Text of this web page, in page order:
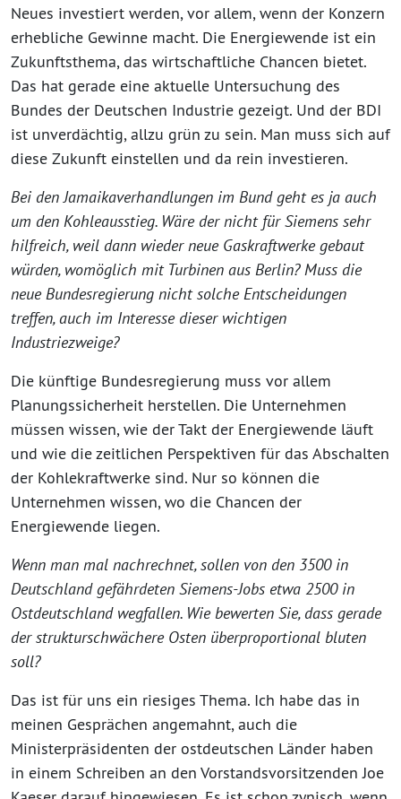
Neues investiert werden, vor allem, wenn der Konzern
erhebliche Gewinne macht. Die Energiewende ist ein
Zukunftsthema, das wirtschaftliche Chancen bietet.
Das hat gerade eine aktuelle Untersuchung des
Bundes der Deutschen Industrie gezeigt. Und der BDI
ist unverdächtig, allzu grün zu sein. Man muss sich auf
diese Zukunft einstellen und da rein investieren.
Bei den Jamaikaverhandlungen im Bund geht es ja auch
um den Kohleausstieg. Wäre der nicht für Siemens sehr
hilfreich, weil dann wieder neue Gaskraftwerke gebaut
würden, womöglich mit Turbinen aus Berlin? Muss die
neue Bundesregierung nicht solche Entscheidungen
treffen, auch im Interesse dieser wichtigen
Industriezweige?
Die künftige Bundesregierung muss vor allem
Planungssicherheit herstellen. Die Unternehmen
müssen wissen, wie der Takt der Energiewende läuft
und wie die zeitlichen Perspektiven für das Abschalten
der Kohlekraftwerke sind. Nur so können die
Unternehmen wissen, wo die Chancen der
Energiewende liegen.
Wenn man mal nachrechnet, sollen von den 3500 in
Deutschland gefährdeten Siemens-Jobs etwa 2500 in
Ostdeutschland wegfallen. Wie bewerten Sie, dass gerade
der strukturschwächere Osten überproportional bluten
soll?
Das ist für uns ein riesiges Thema. Ich habe das in
meinen Gesprächen angemahnt, auch die
Ministerpräsidenten der ostdeutschen Länder haben
in einem Schreiben an den Vorstandsvorsitzenden Joe